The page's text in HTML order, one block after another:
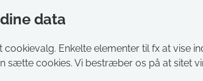
data
cookievalg. Enkelte elementer til fx at
sætte cookies. Vi bestræber os på at sitet